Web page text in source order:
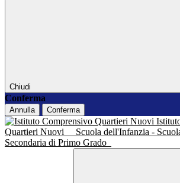
Chiudi
Conferma
Annulla Conferma
Quartieri Nuovi
Scuola dell'Infanzia -
Secondaria di Primo Grado